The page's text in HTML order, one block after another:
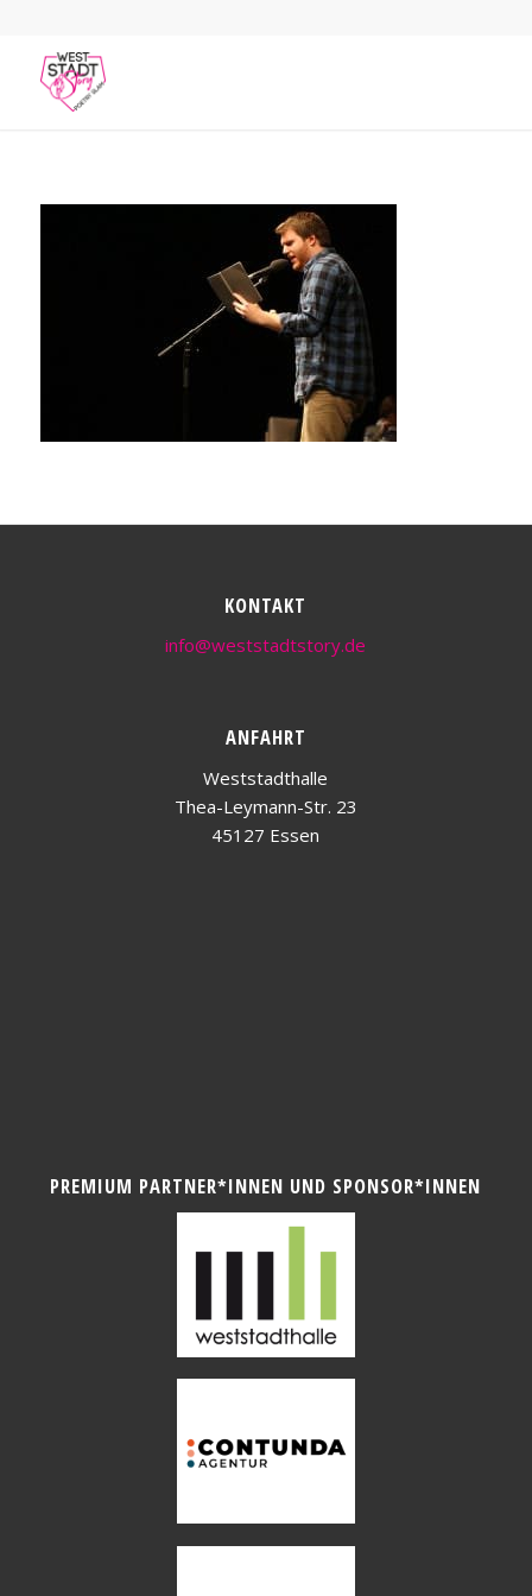
KONTAKT
info@weststadtstory.de
ANFAHRT
Weststadthalle
Thea-Leymann-Str. 23
45127 Essen
PREMIUM PARTNER*INNEN UND SPONSOR*INNEN